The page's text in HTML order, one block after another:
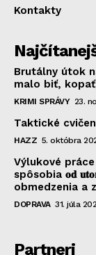
Kontakty
Brutálny útok
malo biť,
KRIMI SPRÁVY 23.
Taktické
HAZZ 5. októbra
Výlukové práce
spôsobia 𝐨𝐝
obmedzenia a
DOPRAVA 31. júla
Partneri